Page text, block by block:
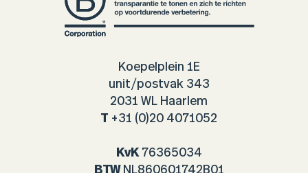
Koepelplein 1E
unit/postvak 343
2031 WL Haarlem
T+31 (0)20 4071052
KvK76365034
BTWNL860601742B01